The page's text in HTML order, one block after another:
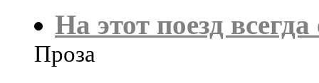
На этот поезд
Проза